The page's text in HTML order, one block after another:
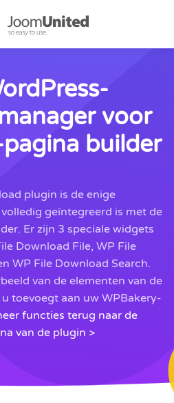
voor
builder
plugin is de enige
geïntegreerd is met de
Er zijn 3 speciale widgets
Download File, WP File
WP File Download Search.
van de elementen van de
toevoegt aan uw WPBakery-
functies terug naar de
van de plugin >